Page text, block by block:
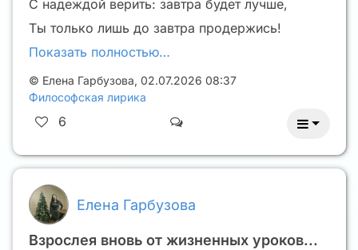
С надеждой верить: завтра будет лучше,
Ты только лишь до завтра продержись!
Показать полностью…
© Елена Гарбузова, 02.07.2026 08:37
Философская лирика
6
Елена Гарбузова
Взрослея вновь от жизненных уроков...